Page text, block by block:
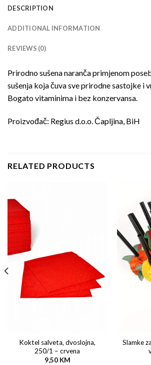
DESCRIPTION
ADDITIONAL INFORMATION
REVIEWS (0)
Prirodno sušena naranča primjenom
sušenja koja čuva sve prirodne sastojke i
Bogato vitaminima i bez konzervansa.
Proizvođač: Regius d.o.o. Čapljina, BiH
RELATED PRODUCTS
Koktel salveta, dvoslojna,
250/1 – crvena
9,50 KM
Slamke